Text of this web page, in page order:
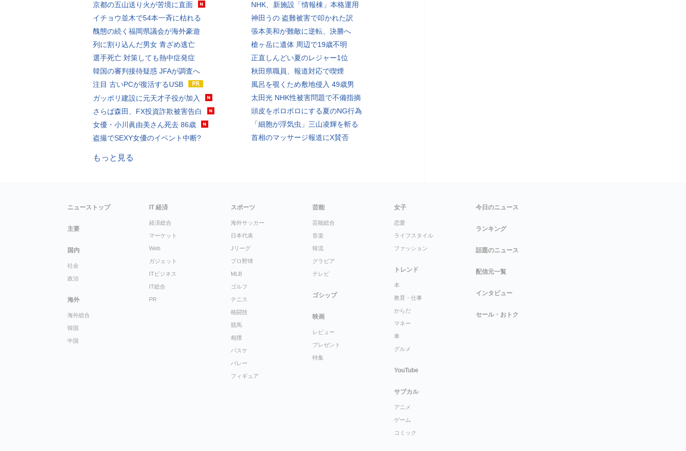
京都の五山送り火が苦境に直面
イチョウ並木で54本一斉に枯れる
醜態の続く福岡県議会が海外豪遊
列に割り込んだ男女 青ざめ逃亡
選手死亡 対策しても熱中症発症
韓国の審判接待疑惑 JFAが調査へ
注目 古いPCが復活するUSB
ガッポリ建設に元天才子役が加入
さらば森田、FX投資詐欺被害告白
女優・小川眞由美さん死去 86歳
盗撮でSEXY女優のイベント中断?
NHK、新施設「情報棟」本格運用
神田うの 盗難被害で叩かれた訳
張本美和が難敵に逆転、決勝へ
槍ヶ岳に遺体 周辺で19歳不明
正直しんどい夏のレジャー1位
秋田県職員、報道対応で喫煙
風呂を覗くため敷地侵入 49歳男
太田光 NHK性被害問題で不備指摘
頭皮をボロボロにする夏のNG行為
「細胞が浮気虫」三山凌輝を斬る
首相のマッサージ報道にX賛否
もっと見る
ニューストップ
主要
国内
社会
政治
海外
海外総合
韓国
中国
IT 経済
経済総合
マーケット
Web
ガジェット
ITビジネス
IT総合
PR
スポーツ
海外サッカー
日本代表
Jリーグ
プロ野球
MLB
ゴルフ
テニス
格闘技
競馬
相撲
バスケ
バレー
フィギュア
芸能
芸能総合
音楽
韓流
グラビア
テレビ
ゴシップ
映画
レビュー
プレゼント
特集
女子
恋愛
ライフスタイル
ファッション
トレンド
本
教育・仕事
からだ
マネー
車
グルメ
YouTube
サブカル
アニメ
ゲーム
コミック
今日のニュース
ランキング
話題のニュース
配信元一覧
インタビュー
セール・おトク